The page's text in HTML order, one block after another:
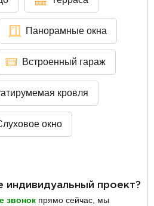
Панорамные окна
Встроенный гараж
кровля
окно
индивидуальный проект?
звонок прямо сейчас, мы